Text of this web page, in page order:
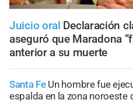
Juicio oral Declaración
aseguró que Maradona
anterior a su muerte
Santa Fe Un hombre fue
espalda en la zona noroeste